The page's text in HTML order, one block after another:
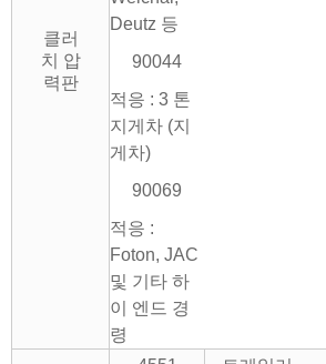
클러
치 압
력판
Deutz 등
90044
적응 : 3 톤
지게차 (지
게차)
90069
적응 :
Foton, JAC
및 기타 하
이 엔드 경
령